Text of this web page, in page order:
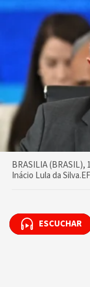
BRASILIA (BRASIL),
Inácio Lula da
ESCUCHAR
ESCUCHAR